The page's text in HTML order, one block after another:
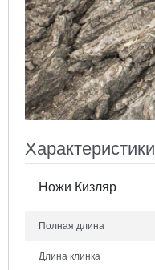
Характеристики
Ножи Кизляр
Полная длина
Длина клинка